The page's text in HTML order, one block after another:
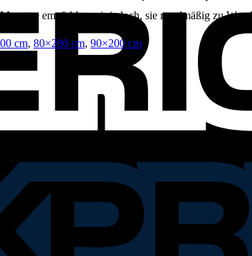
empfehlen wir jedoch, sie regelmäßig zu
cm, 80×200 cm, 90×200 cm